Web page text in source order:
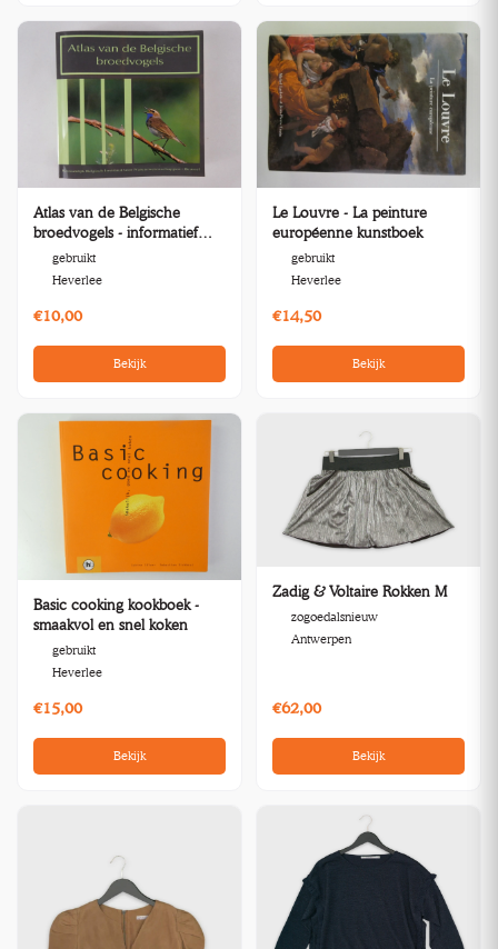
Atlas van de Belgische
broedvogels - informatief
boekgebruikt
Heverlee
€10,00
Bekijk
Le Louvre - La peinture
européenne kunstboek
gebruikt
Heverlee
€14,50
Bekijk
Basic cooking kookboek -
smaakvol en snel koken
gebruikt
Heverlee
€15,00
Bekijk
Zadig & Voltaire Rokken M
zogoedalsnieuw
Antwerpen
€62,00
Bekijk